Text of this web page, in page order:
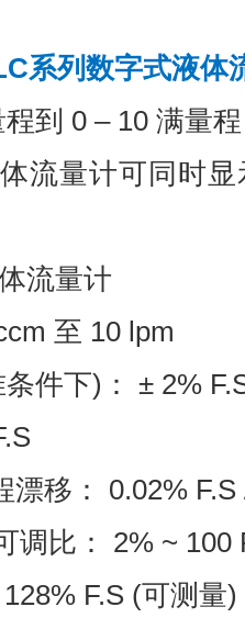
系列数字式液体
程到 0 – 10 满量
流量计可同时
流量计
至 10 lpm
件下)： ± 2%
漂移： 0.02%
调比： 2% ~ 100
F.S (可测量)